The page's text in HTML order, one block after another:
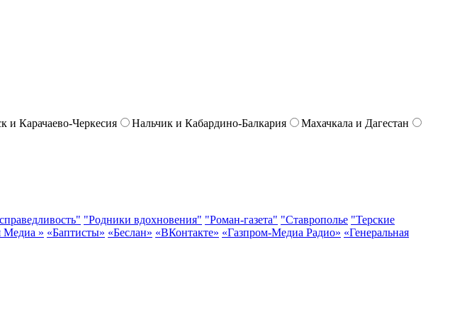
и Карачаево-Черкесия Нальчик и Кабардино-Балкария
Махачкала и Дагестан
"Родники вдохновения" "Роман-газета" "Ставрополье "Терские
Медиа » «Баптисты» «Беслан» «ВКонтакте» «Газпром-Медиа Радио» «Генеральная